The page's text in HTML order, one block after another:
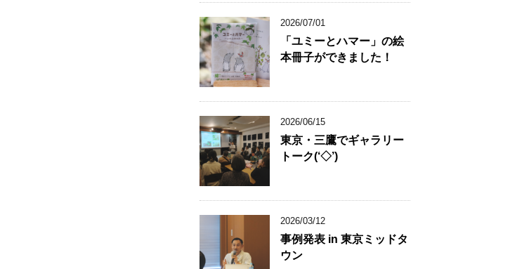
2026/07/01
「ユミーとハマー」の絵
本冊子ができました！
2026/06/15
東京・三鷹でギャラリー
トーク(‘◇’)ゞ
2026/03/12
事例発表 in 東京ミッドタ
ウン